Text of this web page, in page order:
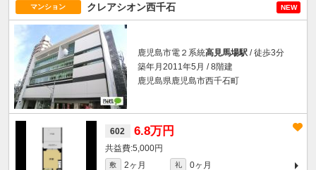
マンション クレアシオン西千石 NEW
鹿児島市電２系統高見馬場駅 / 徒歩3分
築年月2011年5月 / 8階建
鹿児島県鹿児島市西千石町
602 6.8万円
5,000円
敷 2ヶ月 礼 0ヶ月